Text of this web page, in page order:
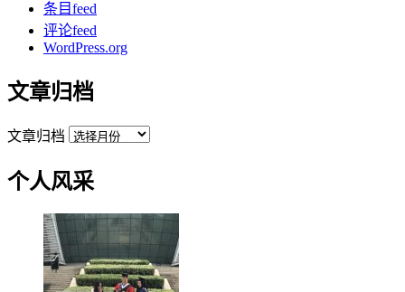
条目feed
评论feed
WordPress.org
文章归档
文章归档
个人风采